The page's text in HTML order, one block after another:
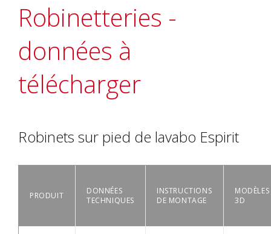
Robinetteries -
données à
télécharger
Robinets sur pied de lavabo Espirit
PRODUIT
DONNÉES
TECHNIQUES
INSTRUCTIONS
DE MONTAGE
MODÈLES
3D